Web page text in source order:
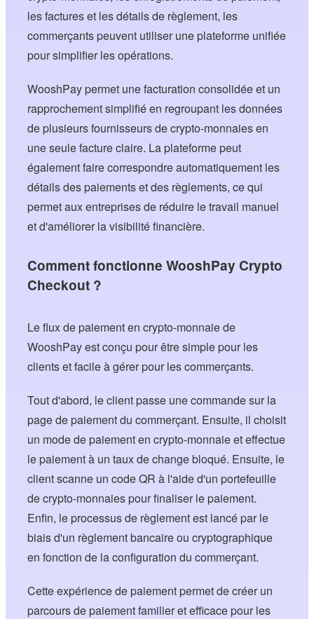
les factures et les détails de règlement, les
commerçants peuvent utiliser une plateforme unifiée
pour simplifier les opérations.
WooshPay permet une facturation consolidée et un
rapprochement simplifié en regroupant les données
de plusieurs fournisseurs de crypto-monnaies en
une seule facture claire. La plateforme peut
également faire correspondre automatiquement les
détails des paiements et des règlements, ce qui
permet aux entreprises de réduire le travail manuel
et d'améliorer la visibilité financière.
Comment fonctionne WooshPay Crypto
Checkout ?
Le flux de paiement en crypto-monnaie de
WooshPay est conçu pour être simple pour les
clients et facile à gérer pour les commerçants.
Tout d'abord, le client passe une commande sur la
page de paiement du commerçant. Ensuite, il choisit
un mode de paiement en crypto-monnaie et effectue
le paiement à un taux de change bloqué. Ensuite, le
client scanne un code QR à l'aide d'un portefeuille
de crypto-monnaies pour finaliser le paiement.
Enfin, le processus de règlement est lancé par le
biais d'un règlement bancaire ou cryptographique
en fonction de la configuration du commerçant.
Cette expérience de paiement permet de créer un
parcours de paiement familier et efficace pour les